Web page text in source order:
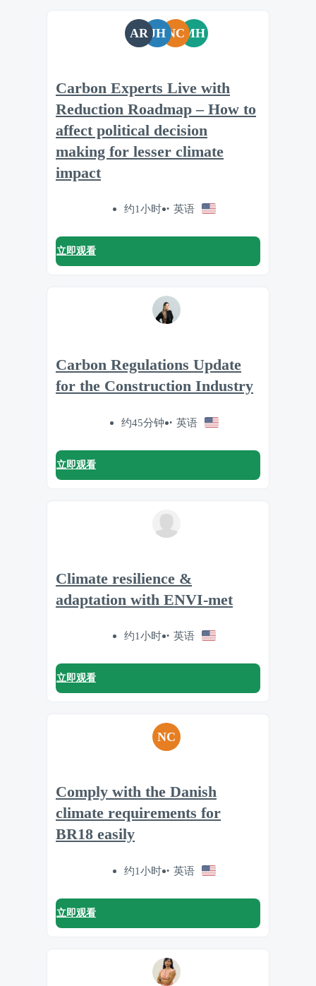
AR JH NCMH
Carbon Experts Live with
Reduction Roadmap – How to
affect political decision
making for lesser climate
impact
约1小时 英语
立即观看
Carbon Regulations Update
for the Construction Industry
约45分钟 英语
立即观看
Climate resilience &
adaptation with ENVI-met
约1小时 英语
立即观看
NC
Comply with the Danish
climate requirements for
BR18 easily
约1小时 英语
立即观看